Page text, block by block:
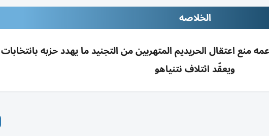
الخلاصه
اعتقال الحريديم المتهربين من التجنيد ما يهدد حزبه بانتخابات
ويعقّد ائتلاف نتنياهو